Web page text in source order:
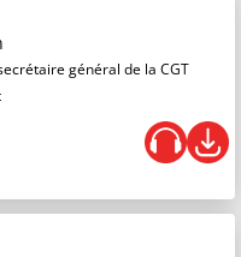
général de la CGT